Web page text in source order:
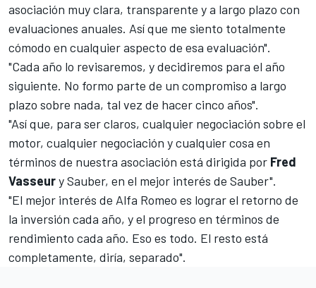
asociación muy clara, transparente y a largo plazo con
evaluaciones anuales. Así que me siento totalmente
cómodo en cualquier aspecto de esa evaluación".
"Cada año lo revisaremos, y decidiremos para el año
siguiente. No formo parte de un compromiso a largo
plazo sobre nada, tal vez de hacer cinco años".
"Así que, para ser claros, cualquier negociación sobre el
motor, cualquier negociación y cualquier cosa en
términos de nuestra asociación está dirigida por Fred
Vasseury Sauber, en el mejor interés de Sauber".
"El mejor interés de Alfa Romeo es lograr el retorno de
la inversión cada año, y el progreso en términos de
rendimiento cada año. Eso es todo. El resto está
completamente, diría, separado".